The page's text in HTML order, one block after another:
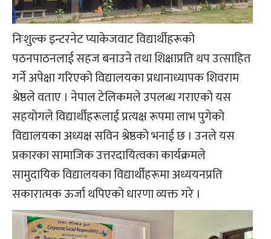
निःशुल्क इन्टरनेट प्याकेजवाट विद्यार्थीहरूको
पठनपाठनलाई सहज बनाउने तथा शिक्षाप्रति थप उत्साहित
गर्ने अपेक्षा गरिएको विद्यालयका प्रधानाध्यापक शिवराम
श्रेष्ठले वताए । नेपाल टेलिकमले उपलब्ध गराएको यस
सहयोगले विद्यार्थीहरूलाई प्रत्यक्ष रूपमा लाभ पुगेको
विद्यालयका अध्यक्ष सविन श्रेष्ठको भनाई छ । उनले यस
प्रकारका सामाजिक उत्तरदायित्वका कार्यक्रमले
सामुदायिक विद्यालयका विद्यार्थीहरूमा अध्ययनप्रति
सकारात्मक ऊर्जा थपिएको धारणा व्यक्त गरे ।